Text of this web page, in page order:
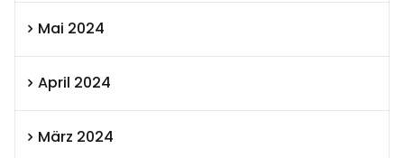
Mai 2024
April 2024
März 2024